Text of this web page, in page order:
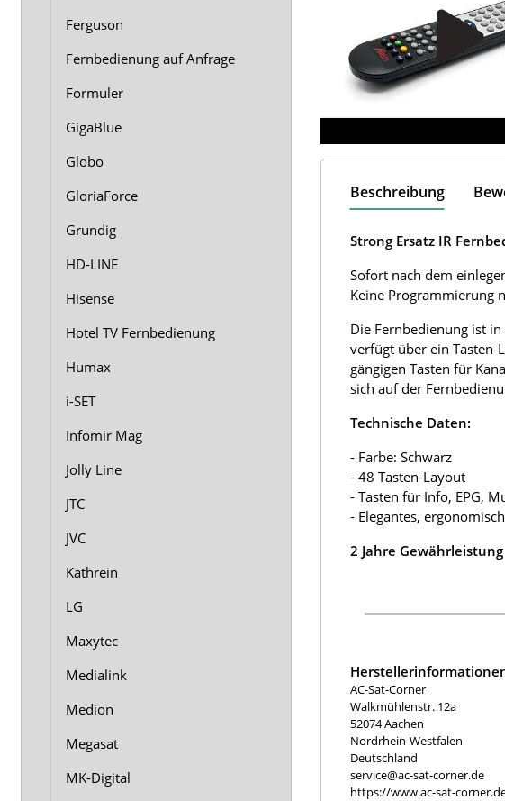
Beschreibung
Strong Ersatz IR
Sofort nach dem
Keine Programmierung
Die Fernbedienung ist
verfügt über ein Tasten-
gängigen Tasten für
sich auf der
Technische Daten:
- Farbe: Schwarz
- 48 Tasten-Layout
- Tasten für Info, EPG,
- Elegantes,
2 Jahre Gewährleistung
AC-Sat-Corner
Walkmühlenstr. 12a
52074 Aachen
Nordrhein-Westfalen
Deutschland
service@ac-sat-corner.de
https://www.ac-sat-
Ferguson
Fernbedienung auf Anfrage
Formuler
GigaBlue
Globo
GloriaForce
Grundig
HD-LINE
Hisense
Hotel TV Fernbedienung
Humax
i-SET
Infomir Mag
Jolly Line
JTC
JVC
Kathrein
LG
Maxytec
Medialink
Medion
Megasat
MK-Digital